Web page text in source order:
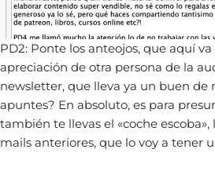
PD2: Ponte los anteojos, que aquí
apreciación de otra persona de la
newsletter, que lleva ya un buen de
apuntes? En absoluto, es para
también te llevas el «coche
mails anteriores, que lo voy a tener